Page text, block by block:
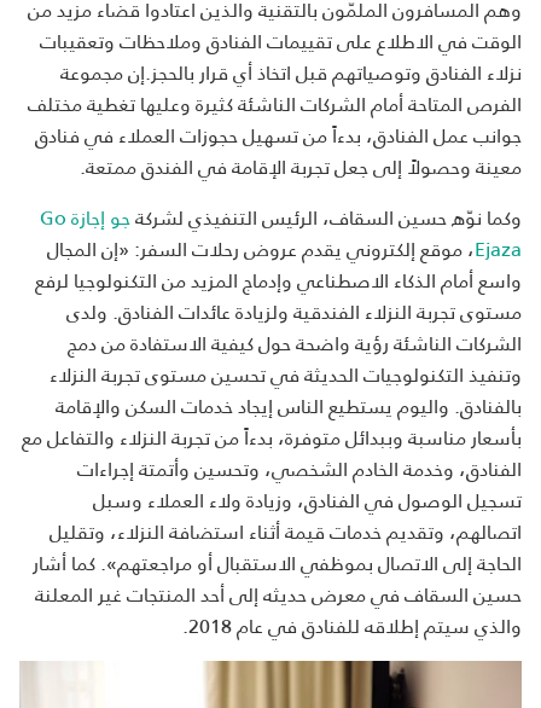
وهم المسافرون الملمّون بالتقنية والذين اعتادوا قضاء مزيد من
الوقت في الاطلاع على تقييمات الفنادق وملاحظات وتعقيبات
نزلاء الفنادق وتوصياتهم قبل اتخاذ أي قرار بالحجز.إن مجموعة
الفرص المتاحة أمام الشركات الناشئة كثيرة وعليها تغطية مختلف
جوانب عمل الفنادق، بدءاً من تسهيل حجوزات العملاء في فنادق
معينة وحصولاً إلى جعل تجربة الإقامة في الفندق ممتعة.
وكما نوّه حسين السقاف، الرئيس التنفيذي لشركة
جو إجازة Go
Ejaza، موقع إلكتروني يقدم عروض رحلات السفر: «إن المجال
واسع أمام الذكاء الاصطناعي وإدماج المزيد من التكنولوجيا لرفع
مستوى تجربة النزلاء الفندقية ولزيادة عائدات الفنادق. ولدى
الشركات الناشئة رؤية واضحة حول كيفية الاستفادة من دمج
وتنفيذ التكنولوجيات الحديثة في تحسين مستوى تجربة النزلاء
بالفنادق. واليوم يستطيع الناس إيجاد خدمات السكن والإقامة
بأسعار مناسبة وببدائل متوفرة، بدءاً من تجربة النزلاء والتفاعل مع
الفنادق، وخدمة الخادم الشخصي، وتحسين وأتمتة إجراءات
تسجيل الوصول في الفنادق، وزيادة ولاء العملاء وسبل
اتصالهم، وتقديم خدمات قيمة أثناء استضافة النزلاء، وتقليل
الحاجة إلى الاتصال بموظفي الاستقبال أو مراجعتهم». كما أشار
حسين السقاف في معرض حديثه إلى أحد المنتجات غير المعلنة
والذي سيتم إطلاقه للفنادق في عام 2018.